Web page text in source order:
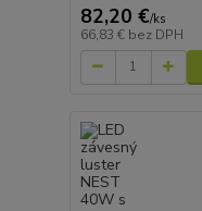
82,20 €/ks
66,83 € bez DPH